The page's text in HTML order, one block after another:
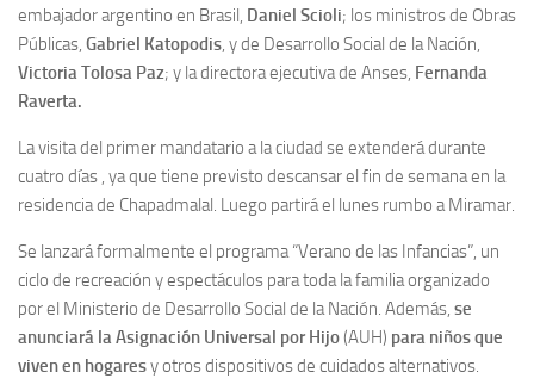
embajador argentino en Brasil, Daniel Scioli; los ministros de Obras
Públicas, Gabriel Katopodis, y de Desarrollo Social de la Nación,
Victoria Tolosa Paz; y la directora ejecutiva de Anses, Fernanda
Raverta.
La visita del primer mandatario a la ciudad se extenderá durante
cuatro días , ya que tiene previsto descansar el fin de semana en la
residencia de Chapadmalal. Luego partirá el lunes rumbo a Miramar.
Se lanzará formalmente el programa “Verano de las Infancias”, un
ciclo de recreación y espectáculos para toda la familia organizado
por el Ministerio de Desarrollo Social de la Nación. Además, se
anunciará la Asignación Universal por Hijo(AUH) para niños que
viven en hogaresy otros dispositivos de cuidados alternativos.